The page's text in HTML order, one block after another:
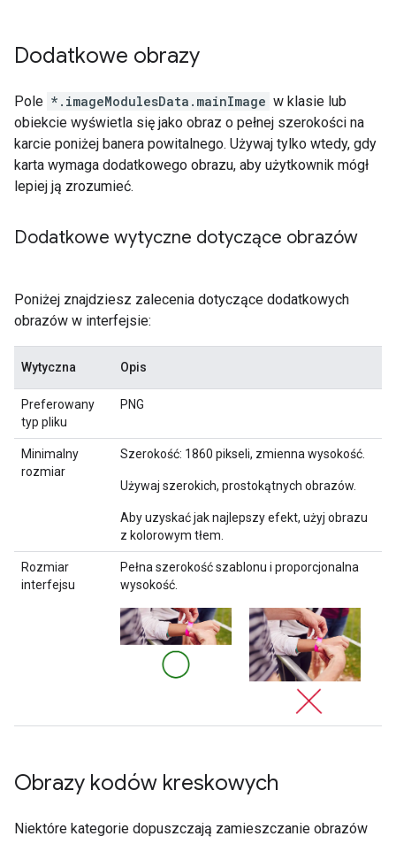
Dodatkowe obrazy
Pole *.imageModulesData.mainImage w klasie lub
obiekcie wyświetla się jako obraz o pełnej szerokości na
karcie poniżej banera powitalnego. Używaj tylko wtedy, gdy
karta wymaga dodatkowego obrazu, aby użytkownik mógł
lepiej ją zrozumieć.
Dodatkowe wytyczne dotyczące obrazów
Poniżej znajdziesz zalecenia dotyczące dodatkowych
obrazów w interfejsie:
Wytyczna Opis
Preferowany
typ pliku
PNG
Minimalny
rozmiar
Szerokość: 1860 pikseli, zmienna wysokość.
Używaj szerokich, prostokątnych obrazów.
Aby uzyskać jak najlepszy efekt, użyj obrazu
z kolorowym tłem.
Rozmiar
interfejsu
Pełna szerokość szablonu i proporcjonalna
wysokość.
Obrazy kodów kreskowych
Niektóre kategorie dopuszczają zamieszczanie obrazów